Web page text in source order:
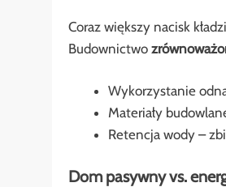
Coraz większy nacisk
Budownictwo
Wykorzystanie
Materiały
Retencja wody –
Dom pasywny vs.